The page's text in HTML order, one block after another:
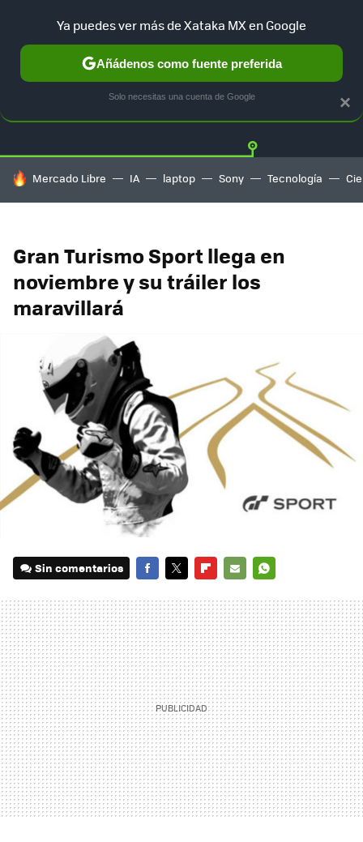
Twitter
HOY SE HABLA DE
Mercado Libre IA laptop Sony Tecnología
Gran Turismo Sport llega en
noviembre y su tráiler los
maravillará
Sin comentarios
MAIL
×
Ya puedes ver más de Xataka MX en Google
Añádenos como fuente preferida
Solo necesitas una cuenta de Google